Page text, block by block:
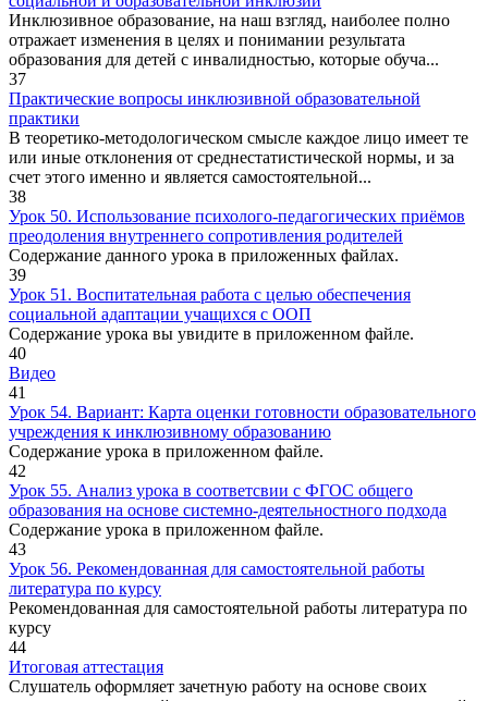
Инклюзивное образование, на наш взгляд, наиболее полно
отражает изменения в целях и понимании результата
образования для детей с инвалидностью, которые обуча...
37
Практические вопросы инклюзивной образовательной
практики
В теоретико-методологическом смысле каждое лицо имеет те
или иные отклонения от среднестатистической нормы, и за
счет этого именно и является самостоятельной...
38
Урок 50. Использование психолого-педагогических приёмов
преодоления внутреннего сопротивления родителей
Содержание данного урока в приложенных файлах.
39
Урок 51. Воспитательная работа с целью обеспечения
социальной адаптации учащихся с ООП
Содержание урока вы увидите в приложенном файле.
40
Видео
41
Урок 54. Вариант: Карта оценки готовности образовательного
учреждения к инклюзивному образованию
Содержание урока в приложенном файле.
42
Урок 55. Анализ урока в соответсвии с ФГОС общего
образования на основе системно-деятельностного подхода
Содержание урока в приложенном файле.
43
Урок 56. Рекомендованная для самостоятельной работы
литература по курсу
Рекомендованная для самостоятельной работы литература по
курсу
44
Итоговая аттестация
Слушатель оформляет зачетную работу на основе своих